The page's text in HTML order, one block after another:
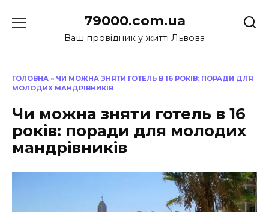
до
79000.com.ua
Ваш провідник у житті Львова
ГОЛОВНА » ЧИ МОЖНА ЗНЯТИ ГОТЕЛЬ В 16 РОКІВ: ПОРАДИ ДЛЯ
МОЛОДИХ МАНДРІВНИКІВ
Чи можна зняти готель в 16
років: поради для молодих
мандрівників